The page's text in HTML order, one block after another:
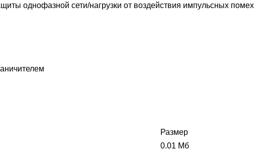
однофазной сети/нагрузки от воздействия импульсных помех
Размер
0.01 Мб